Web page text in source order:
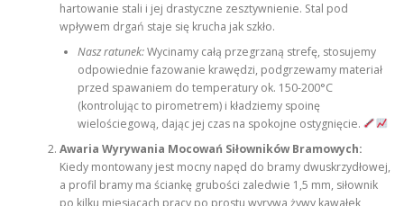
hartowanie stali i jej drastyczne zesztywnienie. Stal pod
wpływem drgań staje się krucha jak szkło.
Nasz ratunek:Wycinamy całą przegrzaną strefę, stosujemy
odpowiednie fazowanie krawędzi, podgrzewamy materiał
przed spawaniem do temperatury ok. 150-200°C
(kontrolując to pirometrem) i kładziemy spoinę
wielościegową, dając jej czas na spokojne ostygnięcie.
Awaria Wyrywania Mocowań Siłowników Bramowych:
Kiedy montowany jest mocny napęd do bramy dwuskrzydłowej,
a profil bramy ma ściankę grubości zaledwie 1,5 mm, siłownik